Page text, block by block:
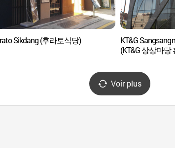
Sikdang (후라토식당)
KT&G
(KT&G 상상마당
Voir plus